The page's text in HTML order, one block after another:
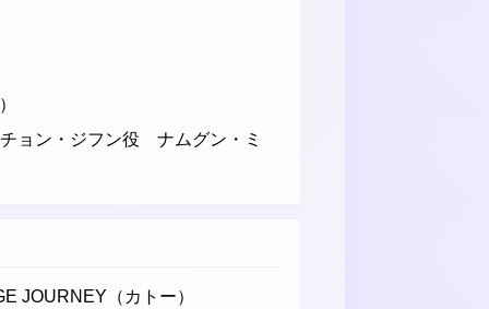
ョン・ジフン役 ナムグン・ミ
JOURNEY（カトー）